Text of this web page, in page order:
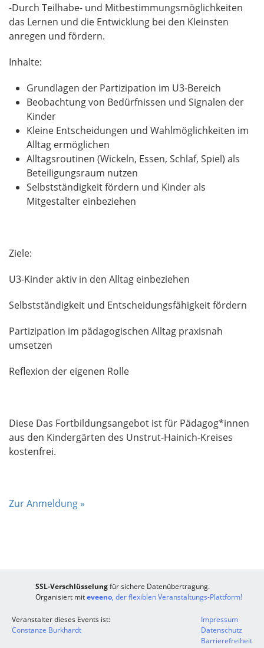
-Durch Teilhabe- und Mitbestimmungsmöglichkeiten
das Lernen und die Entwicklung bei den Kleinsten
anregen und fördern.
Inhalte:
Grundlagen der Partizipation im U3-Bereich
Beobachtung von Bedürfnissen und Signalen der
Kinder
Kleine Entscheidungen und Wahlmöglichkeiten im
Alltag ermöglichen
Alltagsroutinen (Wickeln, Essen, Schlaf, Spiel) als
Beteiligungsraum nutzen
Selbstständigkeit fördern und Kinder als
Mitgestalter einbeziehen
Ziele:
U3-Kinder aktiv in den Alltag einbeziehen
Selbstständigkeit und Entscheidungsfähigkeit fördern
Partizipation im pädagogischen Alltag praxisnah
umsetzen
Reflexion der eigenen Rolle
Diese Das Fortbildungsangebot ist für Pädagog*innen
aus den Kindergärten des Unstrut-Hainich-Kreises
kostenfrei.
Zur Anmeldung »
SSL-Verschlüsselungfür sichere Datenübertragung.
Organisiert miteveeno, der flexiblen Veranstaltungs-Plattform!
Veranstalter dieses Events ist:
Constanze Burkhardt
Impressum
Datenschutz
Barrierefreiheit